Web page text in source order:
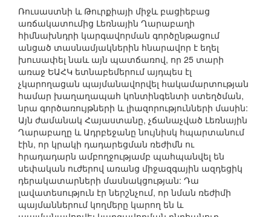
Ռուսաստնի և Թուրքիայի միջև բացիեբաց
առճակատումից Լեռնային Ղարաբաղի
հիմնախնդրի կարգավորման գործընթացում
անցած տասնամյակներին հնարավոր է եղել
խուսափել նաև այն պատճառով, որ 25 տարի
առաջ ԵԱՀԿ ետնաբեմերում այդպես էլ
չկարողացան պայմանավորվել հակամարտության
համար խաղաղապահ կոնտինգենտի ստեղծման,
նրա գործառույթների և լիազորությունների մասին:
Այն ժամանակ Հայաստանը, չճանաչված Լեռնային
Ղարաբաղը և Ադրբեջանը նույնիսկ հպարտանում
էին, որ կրակի դադարեցման ռեժիմն ու
հրադադարն ամբողջությամբ պահպանվել են
սեփական ուժերով առանց միջազգային ազդեցիկ
դերակատարների մասնակցության: Դա
լավատեսություն էր ներշնչում, որ նման ռեժիմի
պայմաններում կողմերը կարող են և